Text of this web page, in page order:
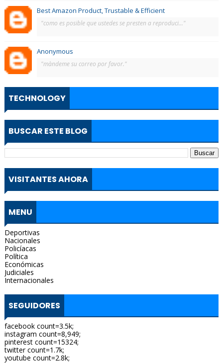
Best Amazon Product, Trustable & Efficient
"como es posible que ustedes se presten a reproduci..."
Anonymous
"màndeme su correo por favor."
TECHNOLOGY
BUSCAR ESTE BLOG
VISITANTES AHORA
MENU
Deportivas
Nacionales
Policíacas
Política
Económicas
Judiciales
Internacionales
SEGUIDORES
facebook count=3.5k;
instagram count=8,949;
pinterest count=15324;
twitter count=1.7k;
youtube count=2.8k;